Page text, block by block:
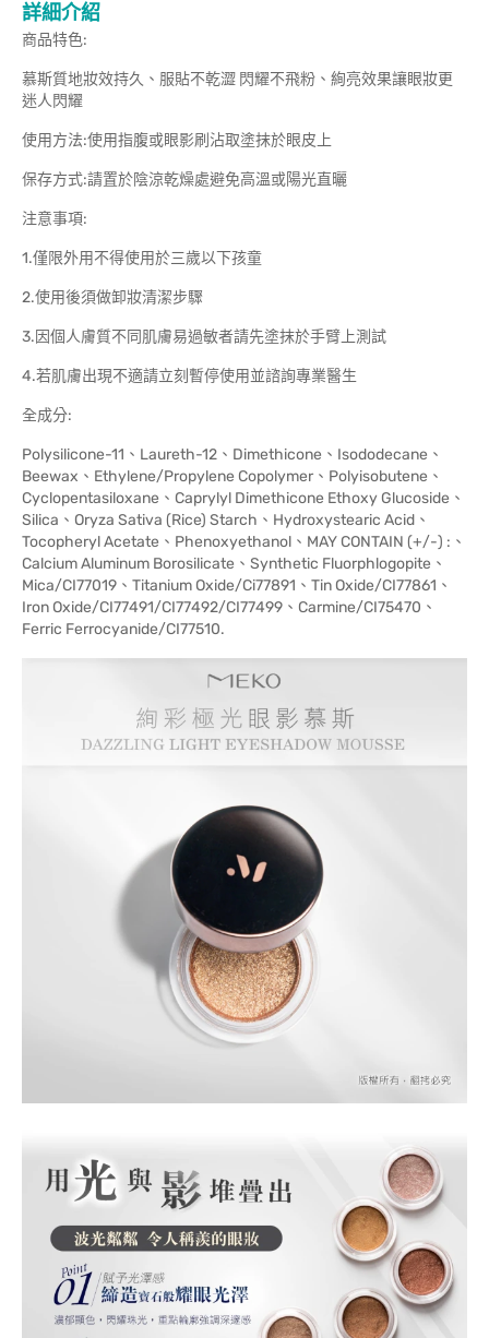
詳細介紹
商品特色:
慕斯質地妝效持久、服貼不乾澀 閃耀不飛粉、絢亮效果讓眼妝更
迷人閃耀
使用方法:使用指腹或眼影刷沾取塗抹於眼皮上
保存方式:請置於陰涼乾燥處避免高溫或陽光直曬
注意事項:
1.僅限外用不得使用於三歲以下孩童
2.使用後須做卸妝清潔步驟
3.因個人膚質不同肌膚易過敏者請先塗抹於手臂上測試
4.若肌膚出現不適請立刻暫停使用並諮詢專業醫生
全成分:
Polysilicone-11、Laureth-12、Dimethicone、Isododecane、
Beewax、Ethylene/Propylene Copolymer、Polyisobutene、
Cyclopentasiloxane、Caprylyl Dimethicone Ethoxy Glucoside、
Silica、Oryza Sativa (Rice) Starch、Hydroxystearic Acid、
Tocopheryl Acetate、Phenoxyethanol、MAY CONTAIN (+/-) :、
Calcium Aluminum Borosilicate、Synthetic Fluorphlogopite、
Mica/CI77019、Titanium Oxide/Ci77891、Tin Oxide/CI77861、
Iron Oxide/CI77491/CI77492/CI77499、Carmine/CI75470、
Ferric Ferrocyanide/CI77510.